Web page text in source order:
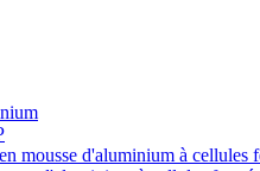
mousse d'aluminium à cellules